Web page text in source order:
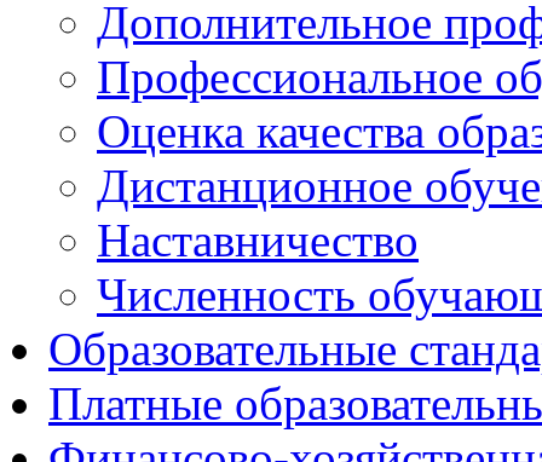
Дополнительное
Профессиональное
Оценка качества
Дистанционное
Наставничество
Численность
Образовательные
Платные